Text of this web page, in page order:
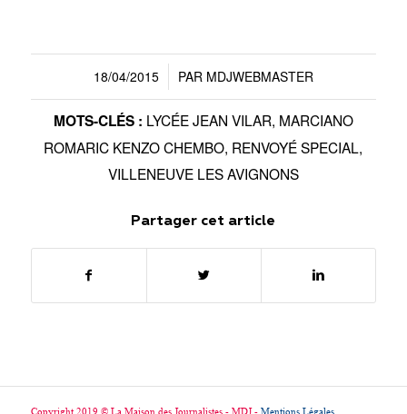
18/04/2015
/ PAR MDJWEBMASTER
MOTS-CLÉS : LYCÉE JEAN VILAR, MARCIANO
ROMARIC KENZO CHEMBO, RENVOYÉ SPECIAL,
VILLENEUVE LES AVIGNONS
Partager cet article
Copyright 2019 © La Maison des Journalistes - MDJ - Mentions Légales